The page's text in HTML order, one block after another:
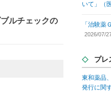
ルチェックの
いて」（
「治験薬
2026/07/
プレ
東和薬品
発行に関